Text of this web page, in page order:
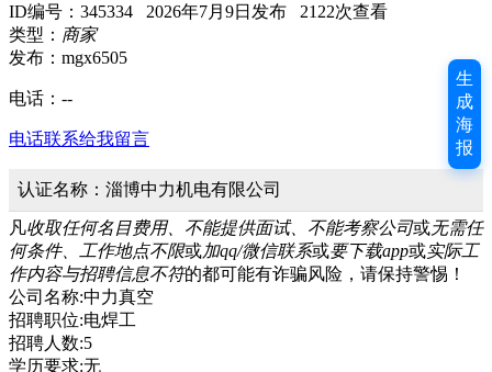
ID编号：345334 2026年7月9日发布 2122次查看
类型： 商家
发布：mgx6505
电话： --
电话联系给我留言
认证名称：淄博中力机电有限公司
凡收取任何名目费用、不能提供面试、不能考察公司或无需任
何条件、工作地点不限或加qq/微信联系或要下载app或实际工
作内容与招聘信息不符的都可能有诈骗风险，请保持警惕！
公司名称:中力真空
招聘职位:电焊工
招聘人数:5
学历要求:无
生
成
海
报